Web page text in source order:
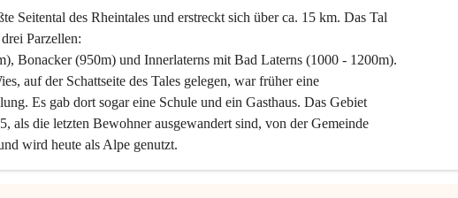
Seitental des Rheintales und erstreckt sich über ca. 15 km. Das Tal
Parzellen:
Bonacker (950m) und Innerlaterns mit Bad Laterns (1000 - 1200m).
auf der Schattseite des Tales gelegen, war früher eine
Es gab dort sogar eine Schule und ein Gasthaus. Das Gebiet
als die letzten Bewohner ausgewandert sind, von der Gemeinde
wird heute als Alpe genutzt.